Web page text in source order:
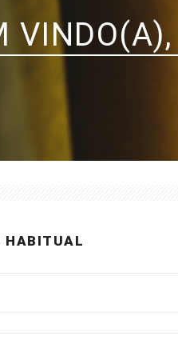
Cozinha
HABITUAL